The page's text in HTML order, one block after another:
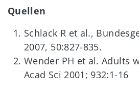
Quellen
Schlack R et al.,
2007, 50:827-835.
Wender PH et al. Adults
Acad Sci 2001; 932:1-16